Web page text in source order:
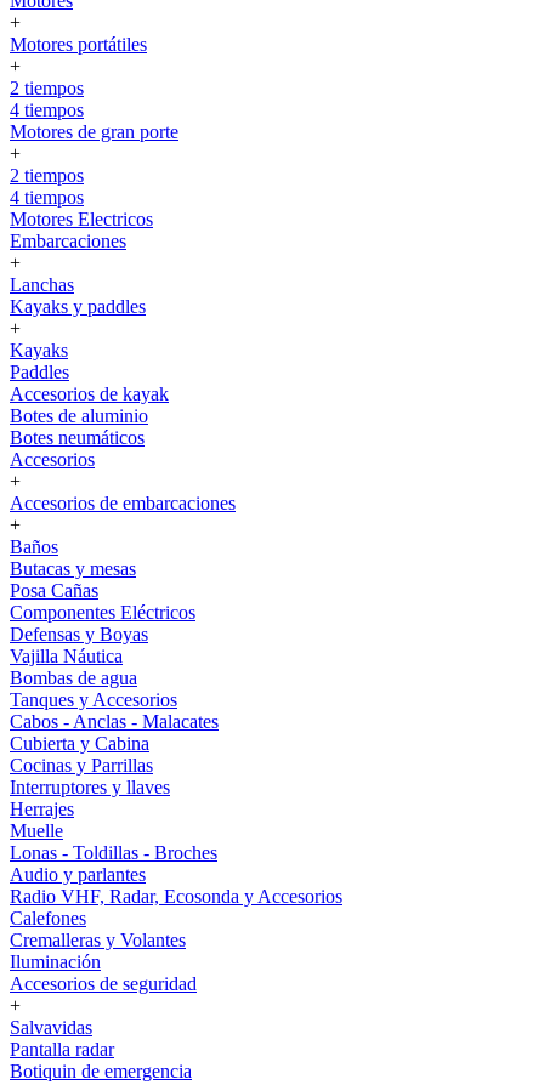
+
Motores portátiles
+
2 tiempos
4 tiempos
Motores de gran porte
+
2 tiempos
4 tiempos
Motores Electricos
Embarcaciones
+
Lanchas
Kayaks y paddles
+
Kayaks
Paddles
Accesorios de kayak
Botes de aluminio
Botes neumáticos
Accesorios
+
Accesorios de embarcaciones
+
Baños
Butacas y mesas
Posa Cañas
Componentes Eléctricos
Defensas y Boyas
Vajilla Náutica
Bombas de agua
Tanques y Accesorios
Cabos - Anclas - Malacates
Cubierta y Cabina
Cocinas y Parrillas
Interruptores y llaves
Herrajes
Muelle
Lonas - Toldillas - Broches
Audio y parlantes
Radio VHF, Radar, Ecosonda y Accesorios
Calefones
Cremalleras y Volantes
Iluminación
Accesorios de seguridad
+
Salvavidas
Pantalla radar
Botiquin de emergencia